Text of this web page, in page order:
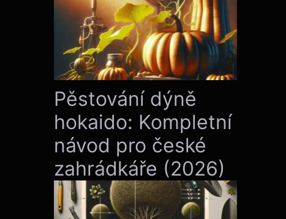
Pěstování dýně
hokaido: Kompletní
návod pro české
zahrádkáře (2026)